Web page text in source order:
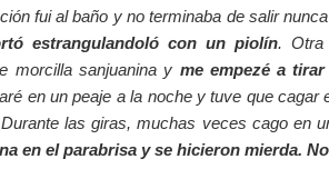
fui al baño y no terminaba de salir
estrangulandoló con un piolín. Otra
morcilla sanjuanina y me empezé a
en un peaje a la noche y tuve que
las giras, muchas veces cago en
en el parabrisa y se hicieron mierda.